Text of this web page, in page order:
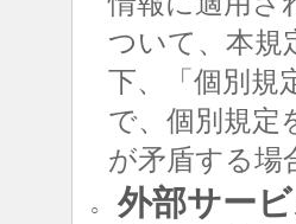
ついて、本規
下、「個別規
で、個別規定
が矛盾する場
○ 外部サー